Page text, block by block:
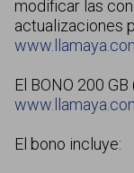
modificar las
actualizaciones
El BONO 200
El bono incluye: